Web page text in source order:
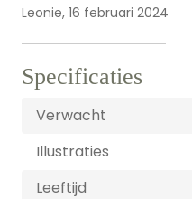
Leonie, 16 februari 2024
Specificaties
Verwacht
Illustraties
Leeftijd